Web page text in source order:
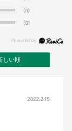
(0)
(0)
しい順
2022.2.15